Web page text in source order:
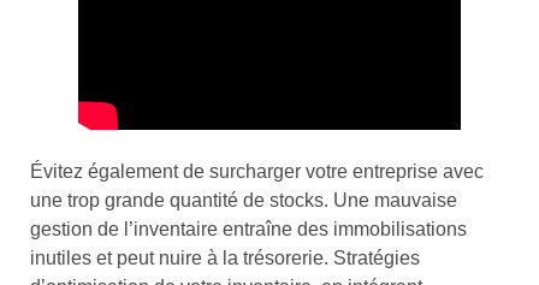
Évitez également de surcharger votre entreprise avec
une trop grande quantité de stocks. Une mauvaise
gestion de l’inventaire entraîne des immobilisations
inutiles et peut nuire à la trésorerie. Stratégies